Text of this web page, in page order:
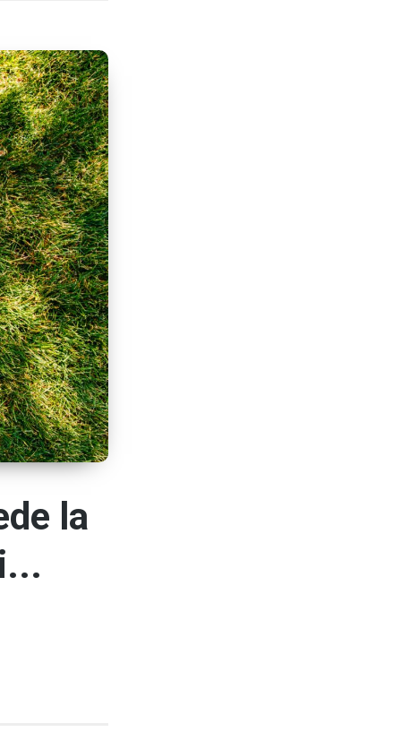
la